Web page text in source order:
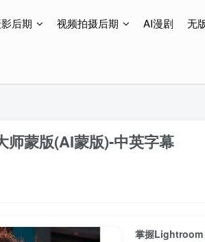
后期 视频拍摄后期 AI漫剧 无
，终身免费更新
蒙版(AI蒙版)-中英字幕
掌握Lightroom